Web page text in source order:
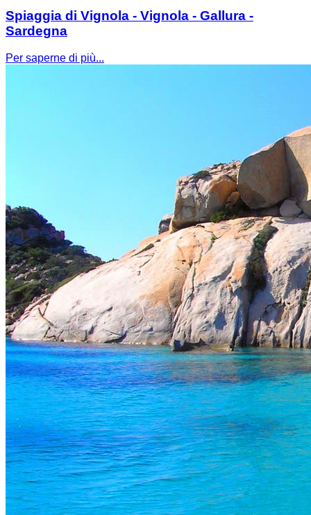
Spiaggia di Vignola - Vignola - Gallura -
Sardegna
Per saperne di più...